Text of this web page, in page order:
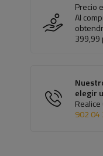
Precio
Al
399,99
elegir
902 04